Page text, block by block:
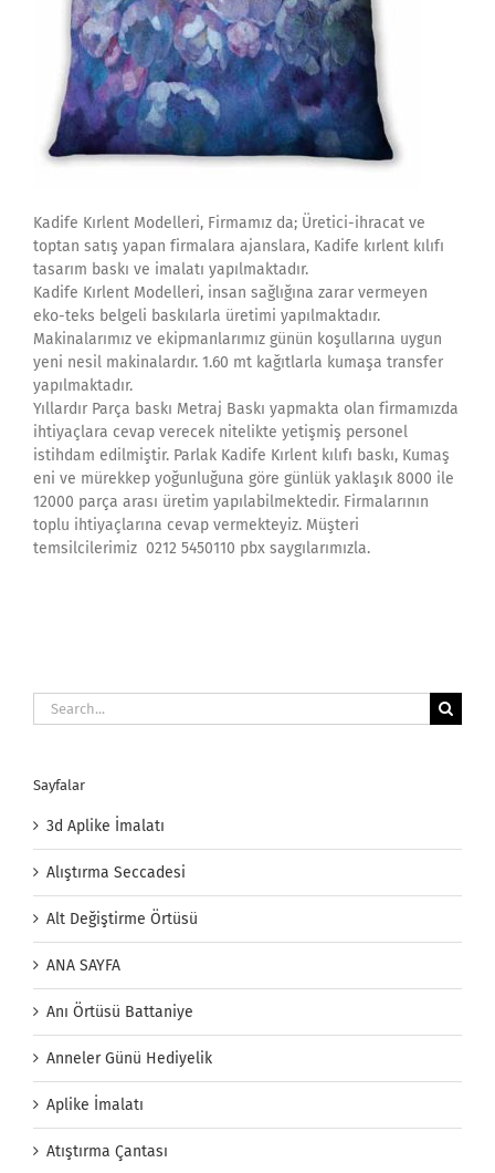
Kadife Kırlent Modelleri, Firmamız da; Üretici-ihracat ve
toptan satış yapan firmalara ajanslara, Kadife kırlent kılıfı
tasarım baskı ve imalatı yapılmaktadır.
Kadife Kırlent Modelleri, insan sağlığına zarar vermeyen
eko-teks belgeli baskılarla üretimi yapılmaktadır.
Makinalarımız ve ekipmanlarımız günün koşullarına uygun
yeni nesil makinalardır. 1.60 mt kağıtlarla kumaşa transfer
yapılmaktadır.
Yıllardır Parça baskı Metraj Baskı yapmakta olan firmamızda
ihtiyaçlara cevap verecek nitelikte yetişmiş personel
istihdam edilmiştir. Parlak Kadife Kırlent kılıfı baskı, Kumaş
eni ve mürekkep yoğunluğuna göre günlük yaklaşık 8000 ile
12000 parça arası üretim yapılabilmektedir. Firmalarının
toplu ihtiyaçlarına cevap vermekteyiz. Müşteri
temsilcilerimiz 0212 5450110 pbx saygılarımızla.
Search
for:
Sayfalar
3d Aplike İmalatı
Alıştırma Seccadesi
Alt Değiştirme Örtüsü
ANA SAYFA
Anı Örtüsü Battaniye
Anneler Günü Hediyelik
Aplike İmalatı
Atıştırma Çantası